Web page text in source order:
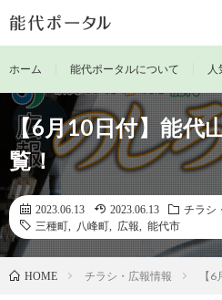
ホーム 能代ポータルについて
【6月10日付】能代
覧！
2023.06.13 2023.06.13
チラシ
三種町
八峰町 広報 能代市
HOME チラシ・広報情報 【